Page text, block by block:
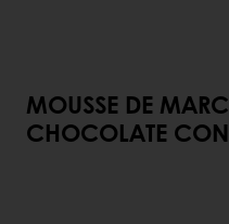
MOUSSE DE
CHOCOLATE